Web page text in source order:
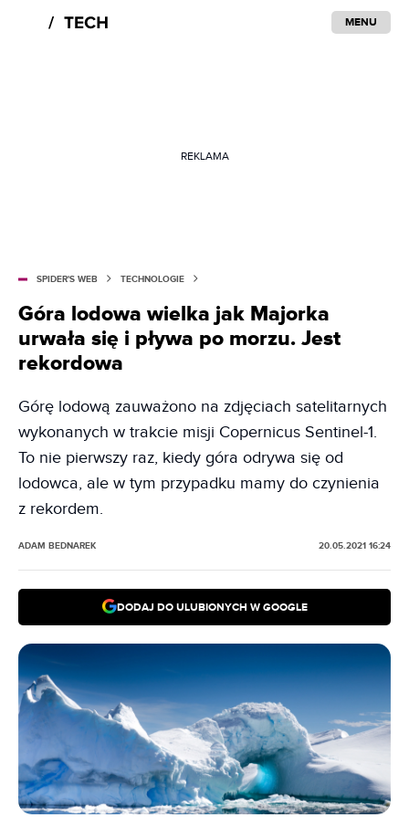
MENU
REKLAMA
SPIDER'S WEB TECHNOLOGIE
Góra lodowa wielka jak Majorka
urwała się i pływa po morzu. Jest
rekordowa
Górę lodową zauważono na zdjęciach satelitarnych
wykonanych w trakcie misji Copernicus Sentinel-1.
To nie pierwszy raz, kiedy góra odrywa się od
lodowca, ale w tym przypadku mamy do czynienia
z rekordem.
ADAM BEDNAREK 20.05.2021 16:24
DODAJ DO ULUBIONYCH W GOOGLE